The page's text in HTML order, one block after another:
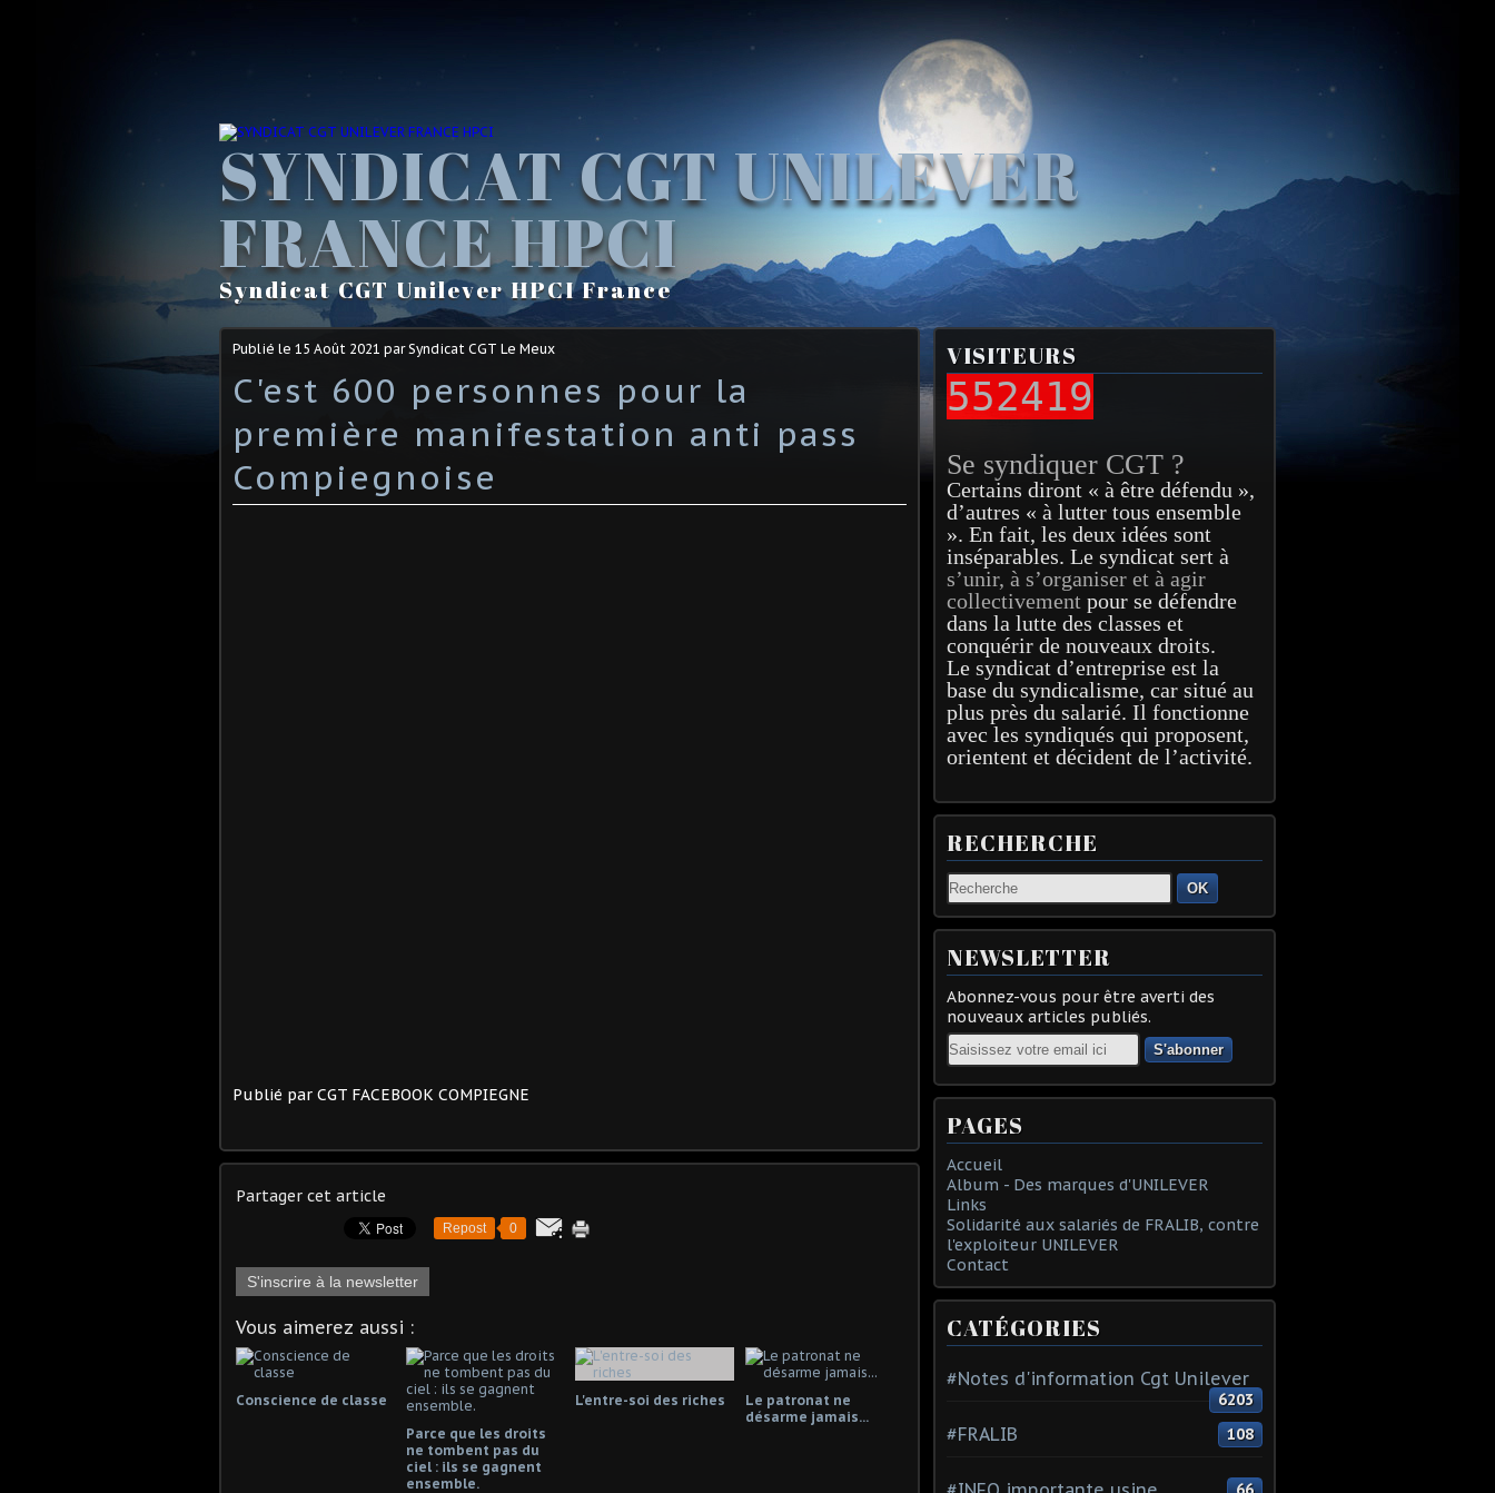
SYNDICAT CGT UNILEVER
FRANCE HPCI
Syndicat CGT Unilever HPCI France
Publié le 15 Août 2021 par Syndicat CGT Le Meux
C'est 600 personnes pour la
première manifestation anti pass
Compiegnoise
Publié par CGT FACEBOOK COMPIEGNE
Partager cet article
Repost 0
S'inscrire à la newsletter
Vous aimerez aussi :
Conscience de classe
Parce que les droits
ne tombent pas du
ciel : ils se gagnent
ensemble.
L'entre-soi des riches
Le patronat ne
désarme jamais...
VISITEURS
552419
Se syndiquer CGT ?
Certains diront « à être défendu »,
d’autres « à lutter tous ensemble
». En fait, les deux idées sont
inséparables. Le syndicat sert à
s’unir, à s’organiser et à agir
collectivement pour se défendre
dans la lutte des classes et
conquérir de nouveaux droits.
Le syndicat d’entreprise est la
base du syndicalisme, car situé au
plus près du salarié. Il fonctionne
avec les syndiqués qui proposent,
orientent et décident de l’activité.
RECHERCHE
OK
NEWSLETTER
Abonnez-vous pour être averti des
nouveaux articles publiés.
Email
PAGES
Accueil
Album - Des marques d'UNILEVER
Links
Solidarité aux salariés de FRALIB, contre
l'exploiteur UNILEVER
Contact
CATÉGORIES
#Notes d'information Cgt Unilever
6203
#FRALIB 108